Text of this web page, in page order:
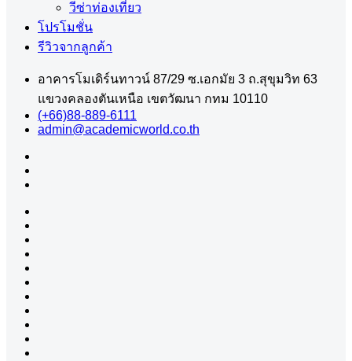
วีซ่าท่องเที่ยว
โปรโมชั่น
รีวิวจากลูกค้า
อาคารโมเดิร์นทาวน์ 87/29 ซ.เอกมัย 3 ถ.สุขุมวิท 63
แขวงคลองตันเหนือ เขตวัฒนา กทม 10110
(+66)88-889-6111
admin@academicworld.co.th